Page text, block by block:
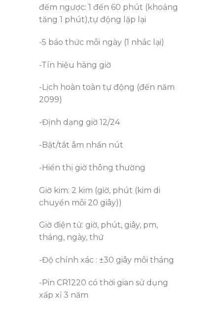
đếm ngược: 1 đến 60 phút (khoảng
tăng 1 phút),tự động lặp lại
-5 báo thức mỗi ngày (1 nhắc lại)
-Tín hiệu hàng giờ
-Lịch hoàn toàn tự động (đến năm
2099)
-Định dạng giờ 12/24
-Bật/tắt âm nhấn nút
-Hiển thị giờ thông thường
Giờ kim: 2 kim (giờ, phút (kim di
chuyển mỗi 20 giây))
Giờ điện tử: giờ, phút, giây, pm,
tháng, ngày, thứ
-Độ chính xác : ±30 giây mỗi tháng
-Pin CR1220 có thời gian sử dụng
xấp xỉ 3 năm